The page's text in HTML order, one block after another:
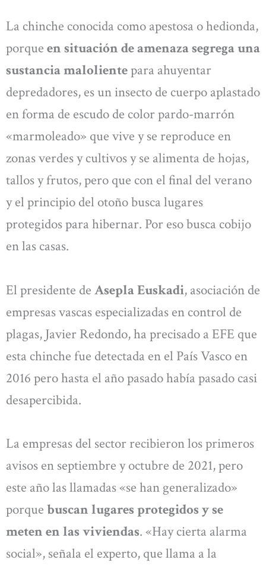
La chinche conocida como apestosa o hedionda,
porque en situación de amenaza segrega una
sustancia malolientepara ahuyentar
depredadores, es un insecto de cuerpo aplastado
en forma de escudo de color pardo-marrón
«marmoleado» que vive y se reproduce en
zonas verdes y cultivos y se alimenta de hojas,
tallos y frutos, pero que con el final del verano
y el principio del otoño busca lugares
protegidos para hibernar. Por eso busca cobijo
en las casas.
El presidente de Asepla Euskadi, asociación de
empresas vascas especializadas en control de
plagas, Javier Redondo, ha precisado a EFE que
esta chinche fue detectada en el País Vasco en
2016 pero hasta el año pasado había pasado casi
desapercibida.
La empresas del sector recibieron los primeros
avisos en septiembre y octubre de 2021, pero
este año las llamadas «se han generalizado»
porque buscan lugares protegidos y se
meten en las viviendas. «Hay cierta alarma
social», señala el experto, que llama a la